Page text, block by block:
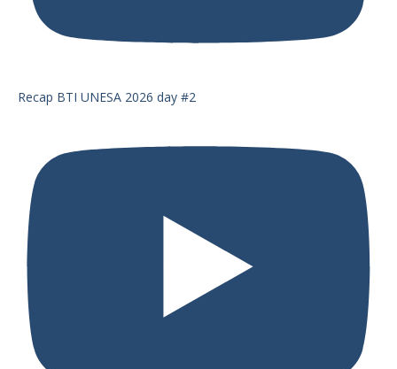
Recap BTI UNESA 2026 day #2